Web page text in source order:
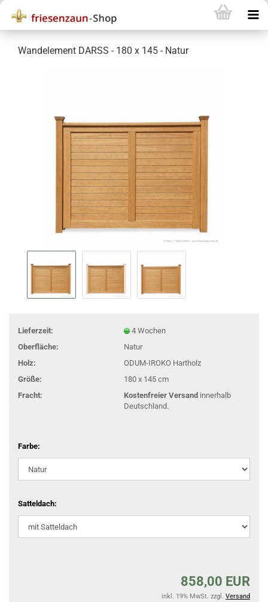
Wandelement DARSS - 180 x 145 - Natur
Lieferzeit:
4 Wochen
Oberfläche:
Natur
Holz:
ODUM-IROKO Hartholz
Größe:
180 x 145 cm
Fracht:
Kostenfreier Versand innerhalb
Deutschland.
Farbe:
Satteldach:
858,00 EUR
inkl. 19% MwSt. zzgl. Versand